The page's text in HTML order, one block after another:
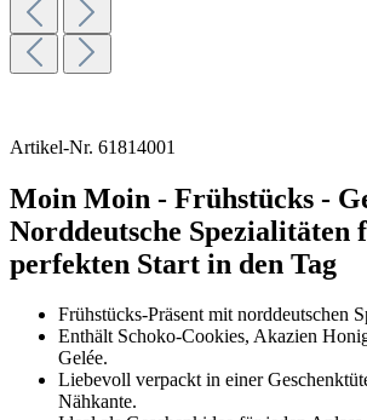
Artikel-Nr. 61814001
Moin Moin - Frühstücks -
Norddeutsche Spezialitäten
perfekten Start in den Tag
Frühstücks-Präsent mit norddeutschen
Enthält Schoko-Cookies, Akazien
Gelée.
Liebevoll verpackt in einer
Nähkante.